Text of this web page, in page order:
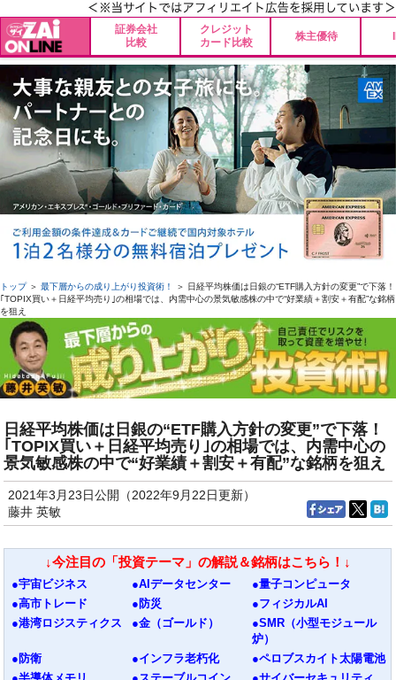
証券会社
比較
クレジット
カード比較
株主優待
トップ＞ 最下層からの成り上がり投資術！
＞ 日経平均株価は日銀の“ETF購入方針の変更”で下落！
｢TOPIX買い＋日経平均売り｣の相場では、内需中心の景気敏感株の中で“好業績＋割安＋有配”な銘柄
を狙え
日経平均株価は日銀の“ETF購入方針の変更”で下落！
｢TOPIX買い＋日経平均売り｣の相場では、内需中心の
景気敏感株の中で“好業績＋割安＋有配”な銘柄を狙え
2021年3月23日公開（2022年9月22日更新）
藤井 英敏
↓今注目の「投資テーマ」の解説＆銘柄はこちら！↓
●宇宙ビジネス ●AIデータセンター
●量子コンピュータ
●高市トレード
●防災
●フィジカルAI
●港湾ロジスティクス
●金（ゴールド）
●SMR（小型モジュール
炉）
●防衛
●インフラ老朽化
●ペロブスカイト太陽電池